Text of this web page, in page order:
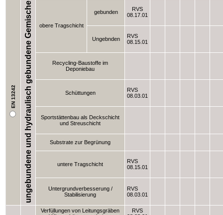
EN 13242 ungebundene und hydraulisch gebundene Gemische obere Tragschicht
gebunden
RVS
08.17.01
Ungebnden
RVS
08.15.01
Recycling-Baustoffe im
Deponiebau
Schüttungen
RVS
08.03.01
Sportstättenbau als Deckschicht
und Streuschicht
Substrate zur Begrünung
untere Tragschicht
RVS
08.15.01
Untergrundverbesserung /
Stabilisierung
RVS
08.03.01
Verfüllungen von Leitungsgräben
RVS